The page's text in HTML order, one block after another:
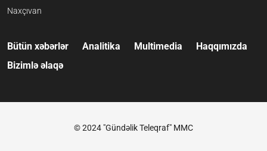
Naxçıvan
Bütün xəbərlər Analitika Multimedia
Haqqımızda
Bizimlə əlaqə
© 2024 "Gündəlik Teleqraf" MMC